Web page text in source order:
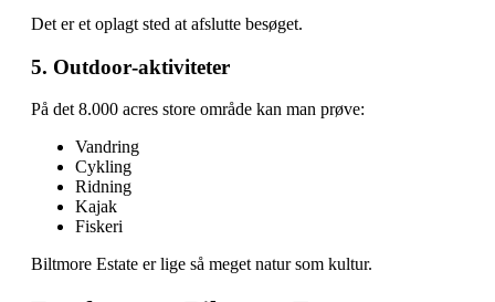
Det er et oplagt sted at afslutte besøget.
5. Outdoor‑aktiviteter
På det 8.000 acres store område kan man prøve:
Vandring
Cykling
Ridning
Kajak
Fiskeri
Biltmore Estate er lige så meget natur som kultur.